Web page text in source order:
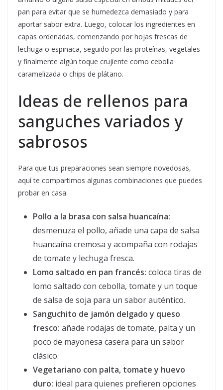
pan para evitar que se humedezca demasiado y para
aportar sabor extra. Luego, colocar los ingredientes en
capas ordenadas, comenzando por hojas frescas de
lechuga o espinaca, seguido por las proteínas, vegetales
y finalmente algún toque crujiente como cebolla
caramelizada o chips de plátano.
Ideas de rellenos para
sanguches variados y
sabrosos
Para que tus preparaciones sean siempre novedosas,
aquí te compartimos algunas combinaciones que puedes
probar en casa:
Pollo a la brasa con salsa huancaína:
desmenuza el pollo, añade una capa de salsa
huancaína cremosa y acompaña con rodajas
de tomate y lechuga fresca.
Lomo saltado en pan francés: coloca tiras de
lomo saltado con cebolla, tomate y un toque
de salsa de soja para un sabor auténtico.
Sanguchito de jamón delgado y queso
fresco: añade rodajas de tomate, palta y un
poco de mayonesa casera para un sabor
clásico.
Vegetariano con palta, tomate y huevo
duro: ideal para quienes prefieren opciones